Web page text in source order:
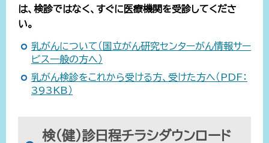
は、検診ではなく、すぐに医療機関を受診してくださ
い。
乳がんについて（国立がん研究センターがん情報サー
ビス一般の方へ）
乳がん検診をこれから受ける方、受けた方へ（PDF：
393KB）
検（健）診日程チラシダウンロード